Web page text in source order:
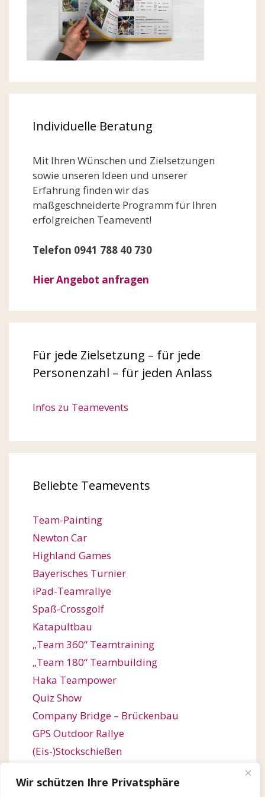
Wir schützen Ihre Privatsphäre
Individuelle Beratung
Mit Ihren Wünschen und Zielsetzungen
sowie unseren Ideen und unserer
Erfahrung finden wir das
maßgeschneiderte Programm für Ihren
erfolgreichen Teamevent!
Telefon 0941 788 40 730
Hier Angebot anfragen
Für jede Zielsetzung – für jede
Personenzahl – für jeden Anlass
Infos zu Teamevents
Beliebte Teamevents
Team-Painting
Newton Car
Highland Games
Bayerisches Turnier
iPad-Teamrallye
Spaß-Crossgolf
Katapultbau
„Team 360“ Teamtraining
„Team 180“ Teambuilding
Haka Teampower
Quiz Show
Company Bridge – Brückenbau
GPS Outdoor Rallye
(Eis-)Stockschießen
Orienteering / Orientierungswanderung